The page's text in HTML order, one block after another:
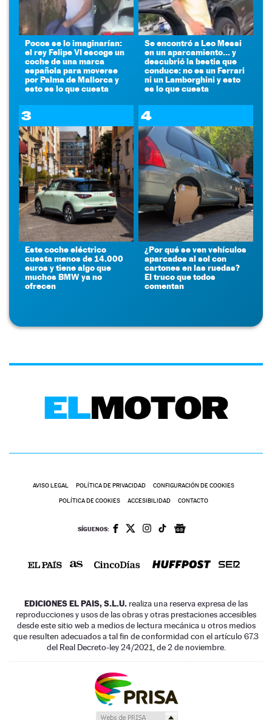
Pocos se lo imaginarían:
el rey Felipe VI escoge un
coche de una marca
española para moverse
por Palma de Mallorca y
esto es lo que cuesta
Se encontró a Leo Messi
en un aparcamiento... y
descubrió la bestia que
conduce: no es un Ferrari
ni un Lamborghini y esto
es lo que cuesta
3
Este coche eléctrico
cuesta menos de 14.000
euros y tiene algo que
muchos BMW ya no
ofrecen
4
¿Por qué se ven vehículos
aparcados al sol con
cartones en las ruedas?
El truco que todos
comentan
AVISO LEGAL POLÍTICA DE PRIVACIDAD CONFIGURACIÓN DE COOKIES
POLÍTICA DE COOKIES ACCESIBILIDAD CONTACTO
SÍGUENOS:
EDICIONES EL PAIS, S.L.U. realiza una reserva expresa de las
reproducciones y usos de las obras y otras prestaciones accesibles
desde este sitio web a medios de lectura mecánica u otros medios
que resulten adecuados a tal fin de conformidad con el artículo 67.3
del Real Decreto-ley 24/2021, de 2 de noviembre.